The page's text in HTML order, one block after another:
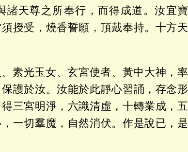
諸天尊之所奉行，而得成道。汝宜寶
授受，燒香誓願，頂戴奉持。十方天
素光玉女、玄宮使者、黃中大神，率
護於汝。汝能於此靜心習誦，存念形
三宮明淨，六識清虛，十轉業成，五
一切羣魔，自然消伏。作是說已，是